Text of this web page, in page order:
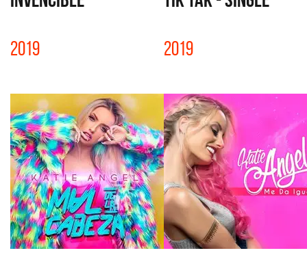
2019 2019